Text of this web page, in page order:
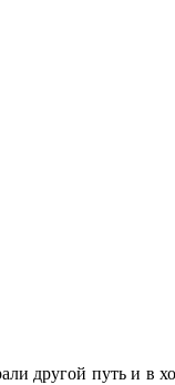
другой путь и в